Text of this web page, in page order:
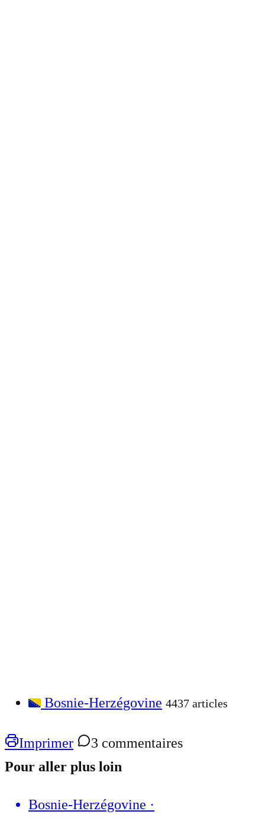
Bosnie-Herzégovine 4437 articles
Imprimer
3 commentaires
Pour aller plus loin
Bosnie-Herzégovine ·